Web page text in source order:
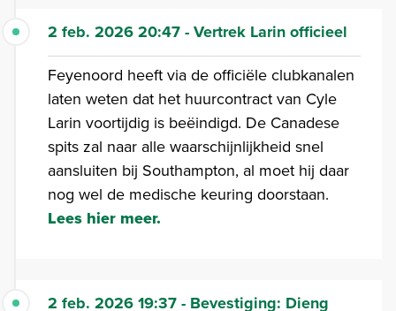
2 feb. 2026 20:47 - Vertrek Larin officieel
Feyenoord heeft via de officiële clubkanalen
laten weten dat het huurcontract van Cyle
Larin voortijdig is beëindigd. De Canadese
spits zal naar alle waarschijnlijkheid snel
aansluiten bij Southampton, al moet hij daar
nog wel de medische keuring doorstaan.
Lees hier meer.
2 feb. 2026 19:37 - Bevestiging: Dieng